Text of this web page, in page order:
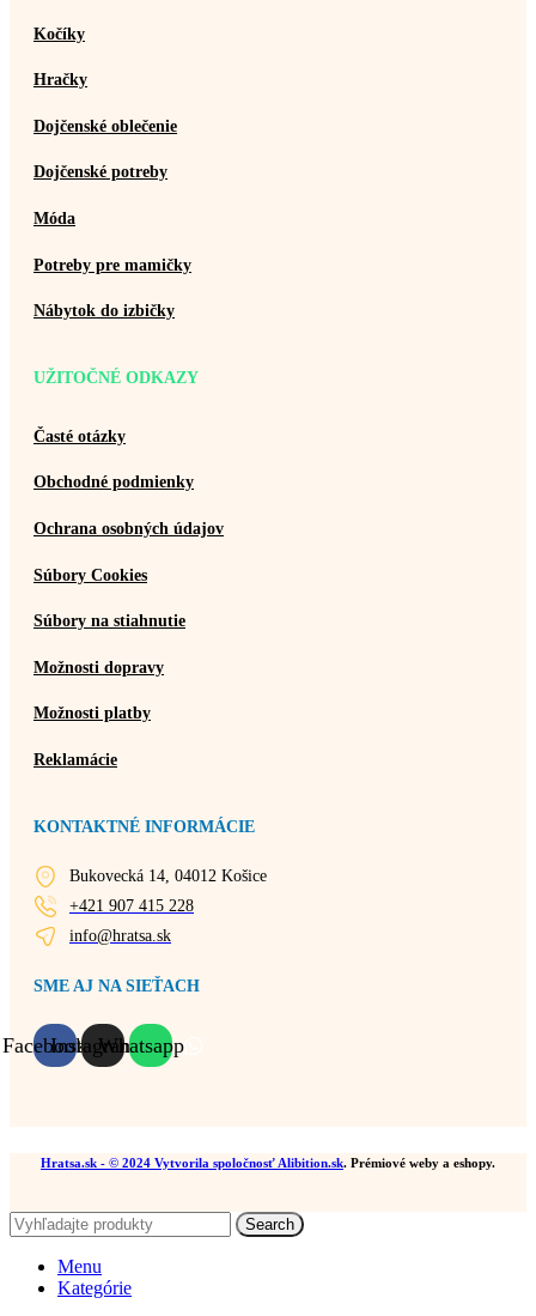
Kočíky
Hračky
Dojčenské oblečenie
Dojčenské potreby
Móda
Potreby pre mamičky
Nábytok do izbičky
UŽITOČNÉ ODKAZY
Časté otázky
Obchodné podmienky
Ochrana osobných údajov
Súbory Cookies
Súbory na stiahnutie
Možnosti dopravy
Možnosti platby
Reklamácie
KONTAKTNÉ INFORMÁCIE
Bukovecká 14, 04012 Košice
+421 907 415 228
info@hratsa.sk
SME AJ NA SIEŤACH
FacebookInstagramWhatsapp
Hratsa.sk - © 2024 Vytvorila spoločnosť Alibition.sk. Prémiové weby a eshopy.
Search
Menu
Kategórie